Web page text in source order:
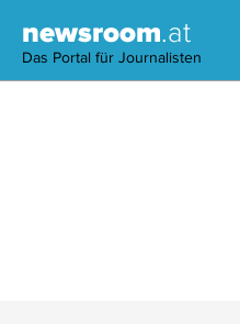
newsroom.at
Das Portal für Journalisten